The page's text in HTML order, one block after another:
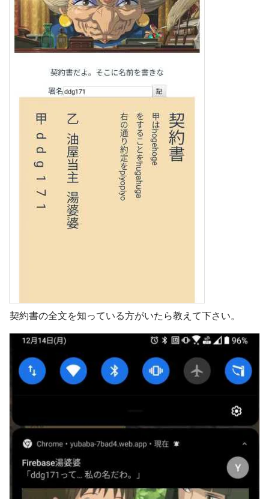
契約書の全文を知っている方がいたら教えて下さい。